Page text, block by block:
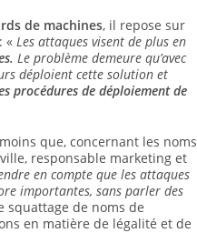
de machines, il repose sur
« Les attaques visent de plus en
Le problème demeure qu’avec
déploient cette solution et
procédures de déploiement de
que, concernant les noms
responsable marketing et
en compte que les attaques
importantes, sans parler des
squattage de noms de
en matière de légalité et de